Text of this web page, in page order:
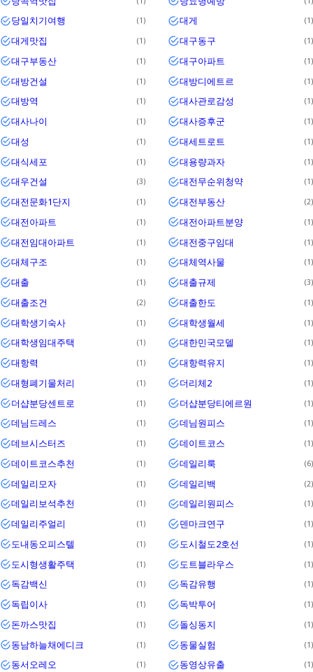
당일치기여행 1 대게 1
대게맛집 1 대구동구 1
대구부동산 1 대구아파트 1
대방건설 1 대방디에트르 1
대방역 1 대사관로감성 1
대사나이 1 대사증후군 1
대성 1 대세트로트 1
대식세포 1 대용량과자 1
대우건설 3 대전무순위청약 1
대전문화1단지 1 대전부동산 2
대전아파트 1 대전아파트분양 1
대전임대아파트 1 대전중구임대 1
대체구조 1 대체역사물 1
대출 1 대출규제 3
대출조건 2 대출한도 1
대학생기숙사 1 대학생월세 1
대학생임대주택 1 대한민국모델 1
대항력 1 대항력유지 1
대형폐기물처리 1 더리체2 1
더샵분당센트로 1 더샵분당티에르원 1
데님드레스 1 데님원피스 1
데브시스터즈 1 데이트코스 1
데이트코스추천 1 데일리룩 6
데일리모자 1 데일리백 2
데일리보석추천 1 데일리원피스 1
데일리주얼리 1 덴마크연구 1
도내동오피스텔 1 도시철도2호선 1
도시형생활주택 1 도트블라우스 1
독감백신 1 독감유행 1
독립이사 1 독박투어 1
돈까스맛집 1 돌싱동지 1
동남하늘채에디크 1 동물실험 1
동서오레오 1 동영상유출 1